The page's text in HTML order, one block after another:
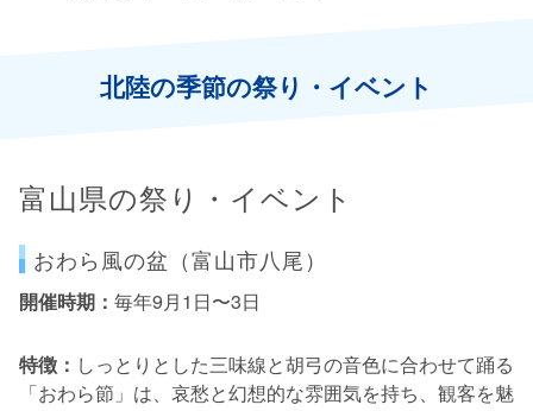
北陸の季節の祭り・イベント
富山県の祭り・イベント
おわら風の盆（富山市八尾）
開催時期： 毎年9月1日〜3日
特徴： しっとりとした三味線と胡弓の音色に合わせて踊る
「おわら節」は、哀愁と幻想的な雰囲気を持ち、観客を魅